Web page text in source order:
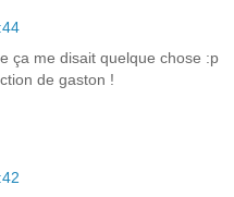
ça me disait quelque chose :p
de gaston !